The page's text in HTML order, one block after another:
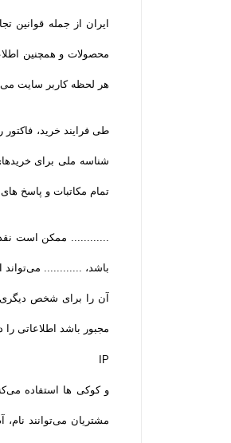
ایران از جمله قوانین
محصولات و همچنین
هر لحظه کاربر سایت
طی فرایند خرید،
شناسه ملی برای
تمام مکاتبات و پاسخ
............ ممکن است نقد
باشد، ............ می‌تواند
آن را برای شخص دیگری
مجبور باشد اطلاعاتی
IP
و کوکی ‌ها استفاده
مشتریان می‌توانند